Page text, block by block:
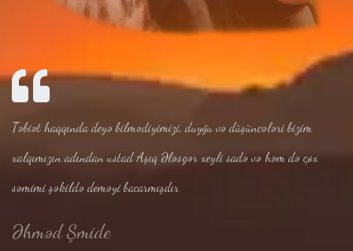
Təbiət haqqında deyə bilmədiyimizi, duyğu və düşüncələri bizim
xalqımızın adından ustad Aşıq Ələsgər xeyli sadə və həm də çox
səmimi şəkildə deməyi bacarmışdır
Əhməd Şmide